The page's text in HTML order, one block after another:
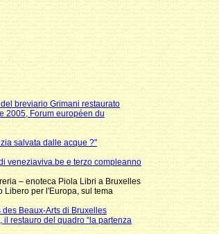
breviario Grimani restaurato
2005, Forum européen du
salvata dalle acque ?"
veneziaviva.be e terzo compleanno
– enoteca Piola Libri a Bruxelles
Libero per l'Europa, sul tema
Beaux-Arts di Bruxelles
restauro del quadro “la partenza